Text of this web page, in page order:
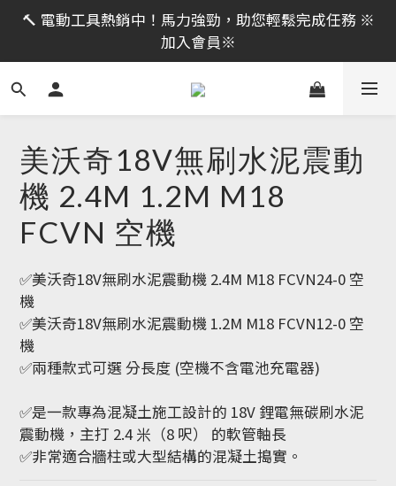
限時活動｜全館消費滿 NT$599 即享免運費，工具補貨
趁現在！立即逛活動商品
🔨 電動工具熱銷中！馬力強勁，助您輕鬆完成任務 ※
加入會員※
限時活動｜全館消費滿 NT$599 即享免運費，工具補貨
趁現在！立即逛活動商品
美沃奇18V無刷水泥震動
機 2.4M 1.2M M18
FCVN 空機
✅美沃奇18V無刷水泥震動機 2.4M M18 FCVN24-0 空
機
✅美沃奇18V無刷水泥震動機 1.2M M18 FCVN12-0 空
機
✅兩種款式可選 分長度 (空機不含電池充電器)
✅是一款專為混凝土施工設計的 18V 鋰電無碳刷水泥
震動機，主打 2.4 米（8 呎） 的軟管軸長
✅非常適合牆柱或大型結構的混凝土搗實。